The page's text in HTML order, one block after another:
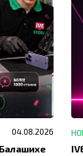
04.08.2026